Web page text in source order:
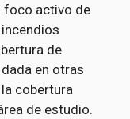
foco activo de
de
en otras
cobertura
de estudio.